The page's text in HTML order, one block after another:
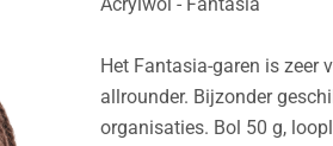
Het Fantasia-garen is zeer
allrounder. Bijzonder
organisaties. Bol 50 g,